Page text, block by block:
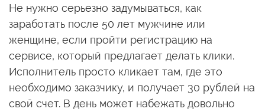
Не нужно серьезно задумываться, как
заработать после 50 лет мужчине или
женщине, если пройти регистрацию на
сервисе, который предлагает делать клики.
Исполнитель просто кликает там, где это
необходимо заказчику, и получает 30 рублей на
свой счет. В день может набежать довольно